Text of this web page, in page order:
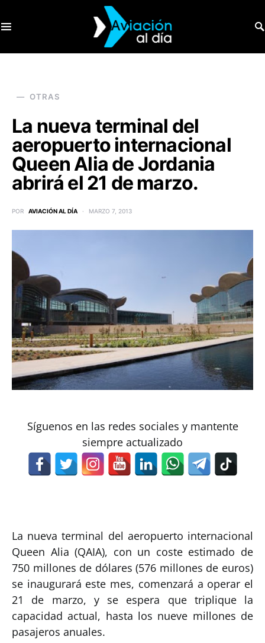
OTRAS
La nueva terminal del
aeropuerto internacional
Queen Alia de Jordania
abrirá el 21 de marzo.
POR AVIACIÓN AL DÍA MARZO 7, 2013
Síguenos en las redes sociales y mantente
siempre actualizado
La nueva terminal del aeropuerto internacional
Queen Alia (QAIA), con un coste estimado de
750 millones de dólares (576 millones de euros)
se inaugurará este mes, comenzará a operar el
21 de marzo, y se espera que triplique la
capacidad actual, hasta los nueve millones de
pasajeros anuales.